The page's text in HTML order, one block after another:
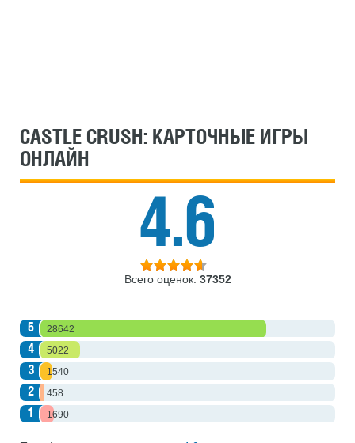
CASTLE CRUSH: КАРТОЧНЫЕ ИГРЫ
ОНЛАЙН
4.6
Всего оценок: 37352
5 28642
4 5022
3 1540
2 458
1 1690